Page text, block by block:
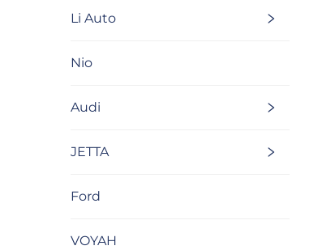
Li Auto
Nio
Audi
JETTA
Ford
VOYAH